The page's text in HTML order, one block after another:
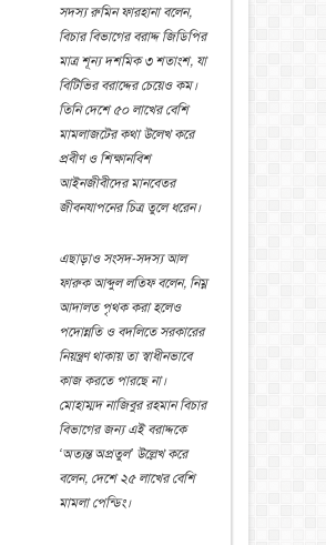
সদস্য রুমিন ফারহানা বলেন,
বিচার বিভাগের বরাদ্দ জিডিপির
মাত্র শূন্য দশমিক ৩ শতাংশ, যা
বিটিভির বরাদ্দের চেয়েও কম।
তিনি দেশে ৫০ লাখের বেশি
মামলাজটের কথা উলে­খ করে
প্রবীণ ও শিক্ষানবিশ
আইনজীবীদের মানবেতর
জীবনযাপনের চিত্র তুলে ধরেন।
এছাড়াও সংসদ-সদস্য আল
ফারুক আব্দুল লতিফ বলেন, নিম্ন
আদালত পৃথক করা হলেও
পদোন্নতি ও বদলিতে সরকারের
নিয়ন্ত্রণ থাকায় তা স্বাধীনভাবে
কাজ করতে পারছে না।
মোহাম্মদ নাজিবুর রহমান বিচার
বিভাগের জন্য এই বরাদ্দকে
‘অত্যন্ত অপ্রতুল’ উল্লে­খ করে
বলেন, দেশে ২৫ লাখের বেশি
মামলা পেন্ডিং।